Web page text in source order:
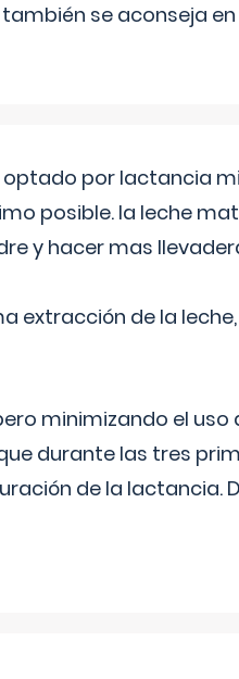
se aconseja en
optado por lactancia
posible. la leche
y hacer mas
extracción de la
minimizando el uso
durante las tres
de la lactancia.